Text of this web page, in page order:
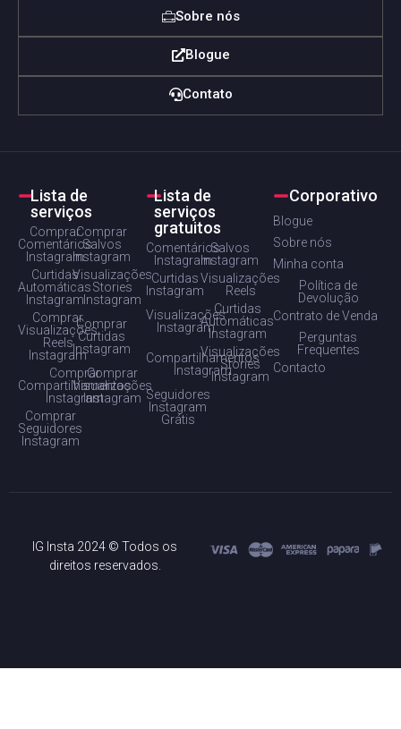
Sobre nós
Blogue
Contato
Lista de
serviços
Comprar
Comentários
Instagram
Comprar
Salvos
Instagram
Curtidas
Automáticas
Instagram
Visualizações
Stories
Instagram
Comprar
Visualizações
Reels
Instagram
Comprar
Curtidas
Instagram
Comprar
Compartilhamentos
Instagram
Comprar
Visualizações
Instagram
Comprar
Seguidores
Instagram
Lista de
serviços
gratuitos
Comentários
Instagram
Salvos
Instagram
Curtidas
Instagram
Visualizações
Reels
Visualizações
Instagram
Curtidas
Automáticas
Instagram
Compartilhamentos
Instagram
Visualizações
Stories
Instagram
Seguidores
Instagram
Grátis
Corporativo
Blogue
Sobre nós
Minha conta
Política de
Devolução
Contrato de Venda
Perguntas
Frequentes
Contacto
IG Insta 2024 © Todos os
direitos reservados.